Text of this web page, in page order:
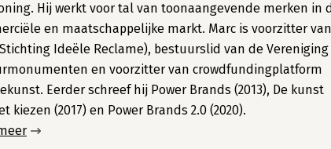
Hij werkt voor tal van toonaangevende merken in
en maatschappelijke markt. Marc is voorzitter van
Ideële Reclame), bestuurslid van de Vereniging
en voorzitter van crowdfundingplatform
Eerder schreef hij Power Brands (2013), De kunst
kiezen (2017) en Power Brands 2.0 (2020).